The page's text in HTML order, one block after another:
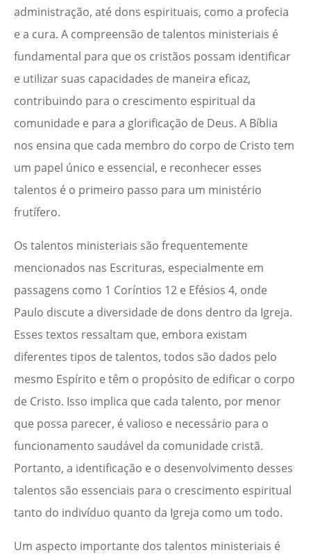
administração, até dons espirituais, como a profecia
e a cura. A compreensão de talentos ministeriais é
fundamental para que os cristãos possam identificar
e utilizar suas capacidades de maneira eficaz,
contribuindo para o crescimento espiritual da
comunidade e para a glorificação de Deus. A Bíblia
nos ensina que cada membro do corpo de Cristo tem
um papel único e essencial, e reconhecer esses
talentos é o primeiro passo para um ministério
frutífero.
Os talentos ministeriais são frequentemente
mencionados nas Escrituras, especialmente em
passagens como 1 Coríntios 12 e Efésios 4, onde
Paulo discute a diversidade de dons dentro da Igreja.
Esses textos ressaltam que, embora existam
diferentes tipos de talentos, todos são dados pelo
mesmo Espírito e têm o propósito de edificar o corpo
de Cristo. Isso implica que cada talento, por menor
que possa parecer, é valioso e necessário para o
funcionamento saudável da comunidade cristã.
Portanto, a identificação e o desenvolvimento desses
talentos são essenciais para o crescimento espiritual
tanto do indivíduo quanto da Igreja como um todo.
Um aspecto importante dos talentos ministeriais é